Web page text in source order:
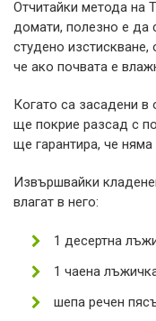
Отчитайки метода на
домати, полезно е да
студено изстискване,
че ако почвата е
Когато са засадени в
ще покрие разсад с
ще гарантира, че
Извършвайки
влагат в него:
1 десертна
1 чаена
шепа речен